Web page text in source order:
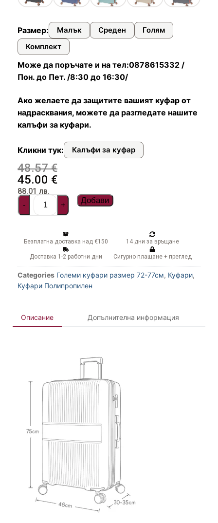
Размер: Малък Среден
Голям
Комплект
Може да поръчате и на тел:0878615332 /
Пон. до Пет. /8:30 до 16:30/
Ако желаете да защитите вашият куфар от
надрасквания, можете да разгледате нашите
калъфи за куфари.
Кликни тук: Калъфи за куфар
48.57€
45.00 €
88.01 лв.
- + Добави
Безплатна доставка над €150 14 дни за връщане
Доставка 1-2 работни дни Сигурно плащане + преглед
Categories Големи куфари размер 72-77см, Куфари,
Куфари Полипропилен
Описание Допълнителна информация